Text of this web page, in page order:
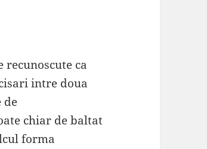
ca
intre doua
de
chiar de baltat
forma